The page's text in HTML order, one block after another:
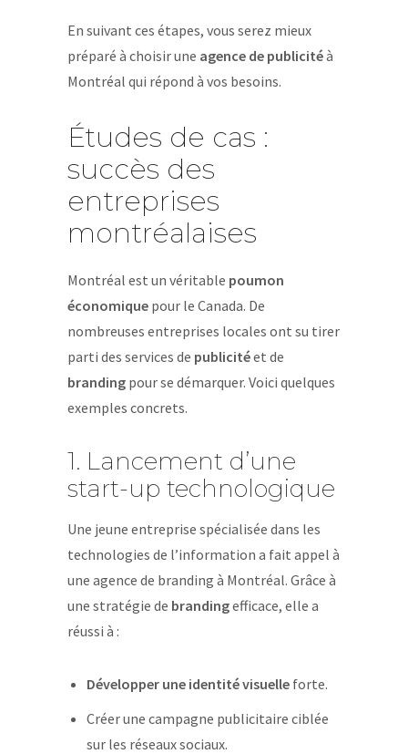
En suivant ces étapes, vous serez mieux
préparé à choisir une agence de publicitéà
Montréal qui répond à vos besoins.
Études de cas :
succès des
entreprises
montréalaises
Montréal est un véritable poumon
économique pour le Canada. De
nombreuses entreprises locales ont su tirer
parti des services de publicitéet de
branding pour se démarquer. Voici quelques
exemples concrets.
1. Lancement d’une
start-up technologique
Une jeune entreprise spécialisée dans les
technologies de l’information a fait appel à
une agence de branding à Montréal. Grâce à
une stratégie de brandingefficace, elle a
réussi à :
Développer une identité visuelleforte.
Créer une campagne publicitaire ciblée
sur les réseaux sociaux.